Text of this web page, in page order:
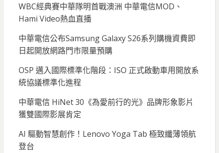
WBC經典賽中華隊明首戰澳洲 中華電信MOD、
Hami Video熱血直播
中華電信公布Samsung Galaxy S26系列購機資費即
日起開放網路門市限量預購
OSP 邁入國際標準化階段：ISO 正式啟動車用開放系
統協議標準化進程
中華電信 HiNet 30《為愛前行的光》品牌形象影片
獲雙國際影展肯定
AI 驅動智慧創作！Lenovo Yoga Tab 極致纖薄領航
登台